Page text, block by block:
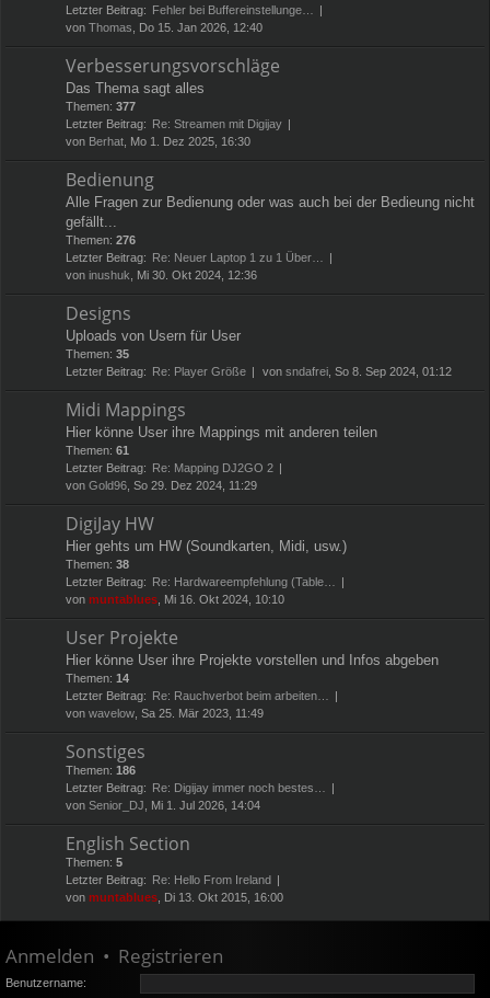
Letzter Beitrag: Fehler bei Buffereinstellunge…
von Thomas , Do 15. Jan 2026, 12:40
Verbesserungsvorschläge
Das Thema sagt alles
Themen: 377
Letzter Beitrag: Re: Streamen mit Digijay
von Berhat , Mo 1. Dez 2025, 16:30
Bedienung
Alle Fragen zur Bedienung oder was auch bei der Bedieung nicht
gefällt...
Themen: 276
Letzter Beitrag: Re: Neuer Laptop 1 zu 1 Über…
von inushuk , Mi 30. Okt 2024, 12:36
Designs
Uploads von Usern für User
Themen: 35
Letzter Beitrag: Re: Player Größe von sndafrei , So 8. Sep 2024, 01:12
Midi Mappings
Hier könne User ihre Mappings mit anderen teilen
Themen: 61
Letzter Beitrag: Re: Mapping DJ2GO 2
von Gold96 , So 29. Dez 2024, 11:29
DigiJay HW
Hier gehts um HW (Soundkarten, Midi, usw.)
Themen: 38
Letzter Beitrag: Re: Hardwareempfehlung (Table…
von muntablues , Mi 16. Okt 2024, 10:10
User Projekte
Hier könne User ihre Projekte vorstellen und Infos abgeben
Themen: 14
Letzter Beitrag: Re: Rauchverbot beim arbeiten…
von wavelow , Sa 25. Mär 2023, 11:49
Sonstiges
Themen: 186
Letzter Beitrag: Re: Digijay immer noch bestes…
von Senior_DJ , Mi 1. Jul 2026, 14:04
English Section
Themen: 5
Letzter Beitrag: Re: Hello From Ireland
von muntablues , Di 13. Okt 2015, 16:00
Anmelden • Registrieren
Benutzername: